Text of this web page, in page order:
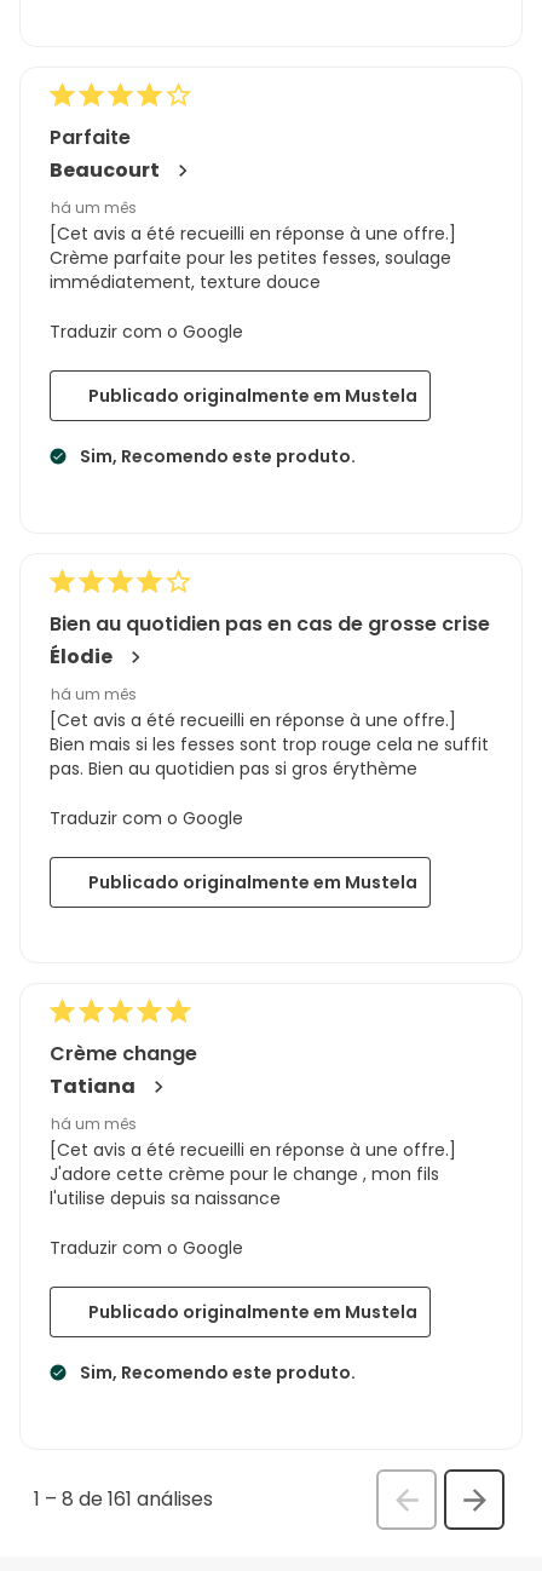
Parfaite
Beaucourt
há um mês
[Cet avis a été recueilli en réponse à une offre.]
Crème parfaite pour les petites fesses, soulage
immédiatement, texture douce
Traduzir com o Google
Sim, Recomendo este produto.
Publicado originalmente em Mustela
Bien au quotidien pas en cas de grosse crise
Élodie
há um mês
[Cet avis a été recueilli en réponse à une offre.]
Bien mais si les fesses sont trop rouge cela ne suffit
pas. Bien au quotidien pas si gros érythème
Traduzir com o Google
Publicado originalmente em Mustela
Crème change
Tatiana
há um mês
[Cet avis a été recueilli en réponse à une offre.]
J'adore cette crème pour le change , mon fils
l'utilise depuis sa naissance
Traduzir com o Google
Sim, Recomendo este produto.
Publicado originalmente em Mustela
1 – 8 de 161 análises
Anterior